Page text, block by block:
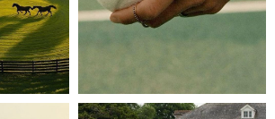
информацию об
Подписаться
подтверждаете свое